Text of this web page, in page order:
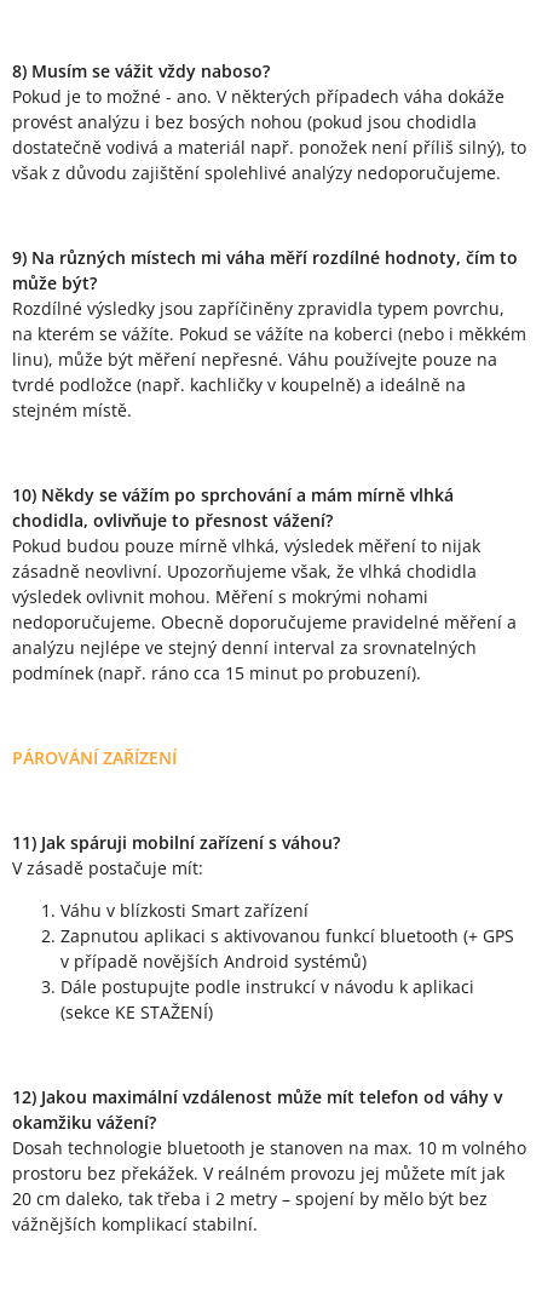
8) Musím se vážit vždy naboso?
Pokud je to možné - ano. V některých případech váha dokáže
provést analýzu i bez bosých nohou (pokud jsou chodidla
dostatečně vodivá a materiál např. ponožek není příliš silný), to
však z důvodu zajištění spolehlivé analýzy nedoporučujeme.
9) Na různých místech mi váha měří rozdílné hodnoty, čím to
může být?
Rozdílné výsledky jsou zapříčiněny zpravidla typem povrchu,
na kterém se vážíte. Pokud se vážíte na koberci (nebo i měkkém
linu), může být měření nepřesné. Váhu používejte pouze na
tvrdé podložce (např. kachličky v koupelně) a ideálně na
stejném místě.
10) Někdy se vážím po sprchování a mám mírně vlhká
chodidla, ovlivňuje to přesnost vážení?
Pokud budou pouze mírně vlhká, výsledek měření to nijak
zásadně neovlivní. Upozorňujeme však, že vlhká chodidla
výsledek ovlivnit mohou. Měření s mokrými nohami
nedoporučujeme. Obecně doporučujeme pravidelné měření a
analýzu nejlépe ve stejný denní interval za srovnatelných
podmínek (např. ráno cca 15 minut po probuzení).
PÁROVÁNÍ ZAŘÍZENÍ
11) Jak spáruji mobilní zařízení s váhou?
V zásadě postačuje mít:
Váhu v blízkosti Smart zařízení
Zapnutou aplikaci s aktivovanou funkcí bluetooth (+ GPS
v případě novějších Android systémů)
Dále postupujte podle instrukcí v návodu k aplikaci
(sekce KE STAŽENÍ)
12) Jakou maximální vzdálenost může mít telefon od váhy v
okamžiku vážení?
Dosah technologie bluetooth je stanoven na max. 10 m volného
prostoru bez překážek. V reálném provozu jej můžete mít jak
20 cm daleko, tak třeba i 2 metry – spojení by mělo být bez
vážnějších komplikací stabilní.